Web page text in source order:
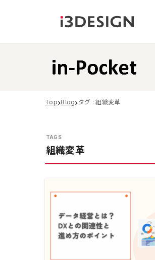
Top Blog タグ : 組織変革
組織変革